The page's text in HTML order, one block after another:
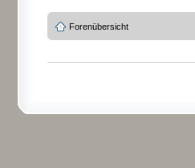
Forenübersicht